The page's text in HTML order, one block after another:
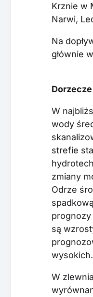
Krznie w
Narwi,
Na
głównie
W
wody
strefie
zmiany
Odrze
prognozy
są
W